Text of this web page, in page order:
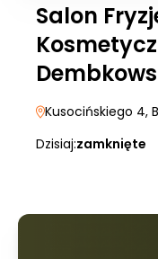
Salon
Kusocińskiego 4,
Dzisiaj:zamknięte